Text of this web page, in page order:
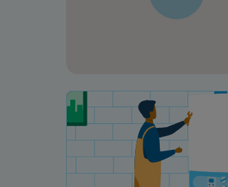
Votre projet de rénovation